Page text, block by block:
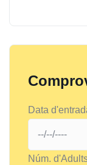
Data
Núm.